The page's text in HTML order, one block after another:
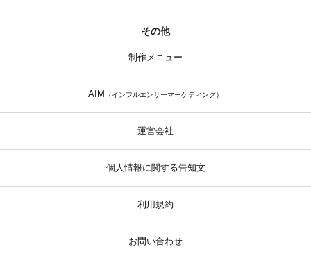
その他
制作メニュー
AIM （インフルエンサーマーケティング）
運営会社
個人情報に関する告知文
利用規約
お問い合わせ